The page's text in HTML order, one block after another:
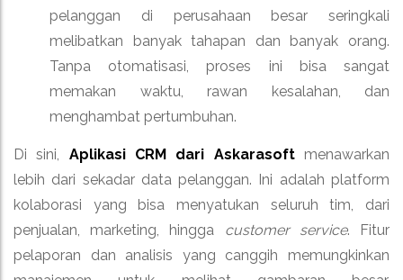
pelanggan di perusahaan besar seringkali
melibatkan banyak tahapan dan banyak orang.
Tanpa otomatisasi, proses ini bisa sangat
memakan waktu, rawan kesalahan, dan
menghambat pertumbuhan.
Di sini, Aplikasi CRM dari Askarasoftmenawarkan
lebih dari sekadar data pelanggan. Ini adalah platform
kolaborasi yang bisa menyatukan seluruh tim, dari
penjualan, marketing, hingga customer service. Fitur
pelaporan dan analisis yang canggih memungkinkan